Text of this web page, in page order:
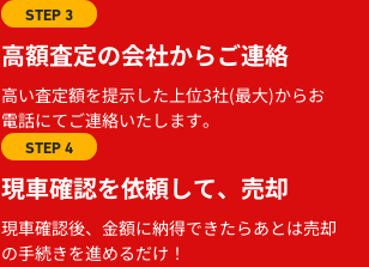
STEP 3
高額査定の会社からご連絡
高い査定額を提示した上位3社(最大)からお
電話にてご連絡いたします。
STEP 4
現車確認を依頼して、売却
現車確認後、金額に納得できたらあとは売却
の手続きを進めるだけ！